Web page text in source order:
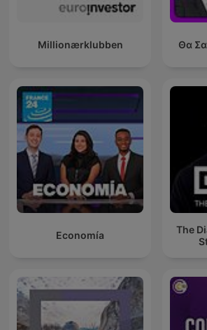
Millionærklubben Θα
Economía
The